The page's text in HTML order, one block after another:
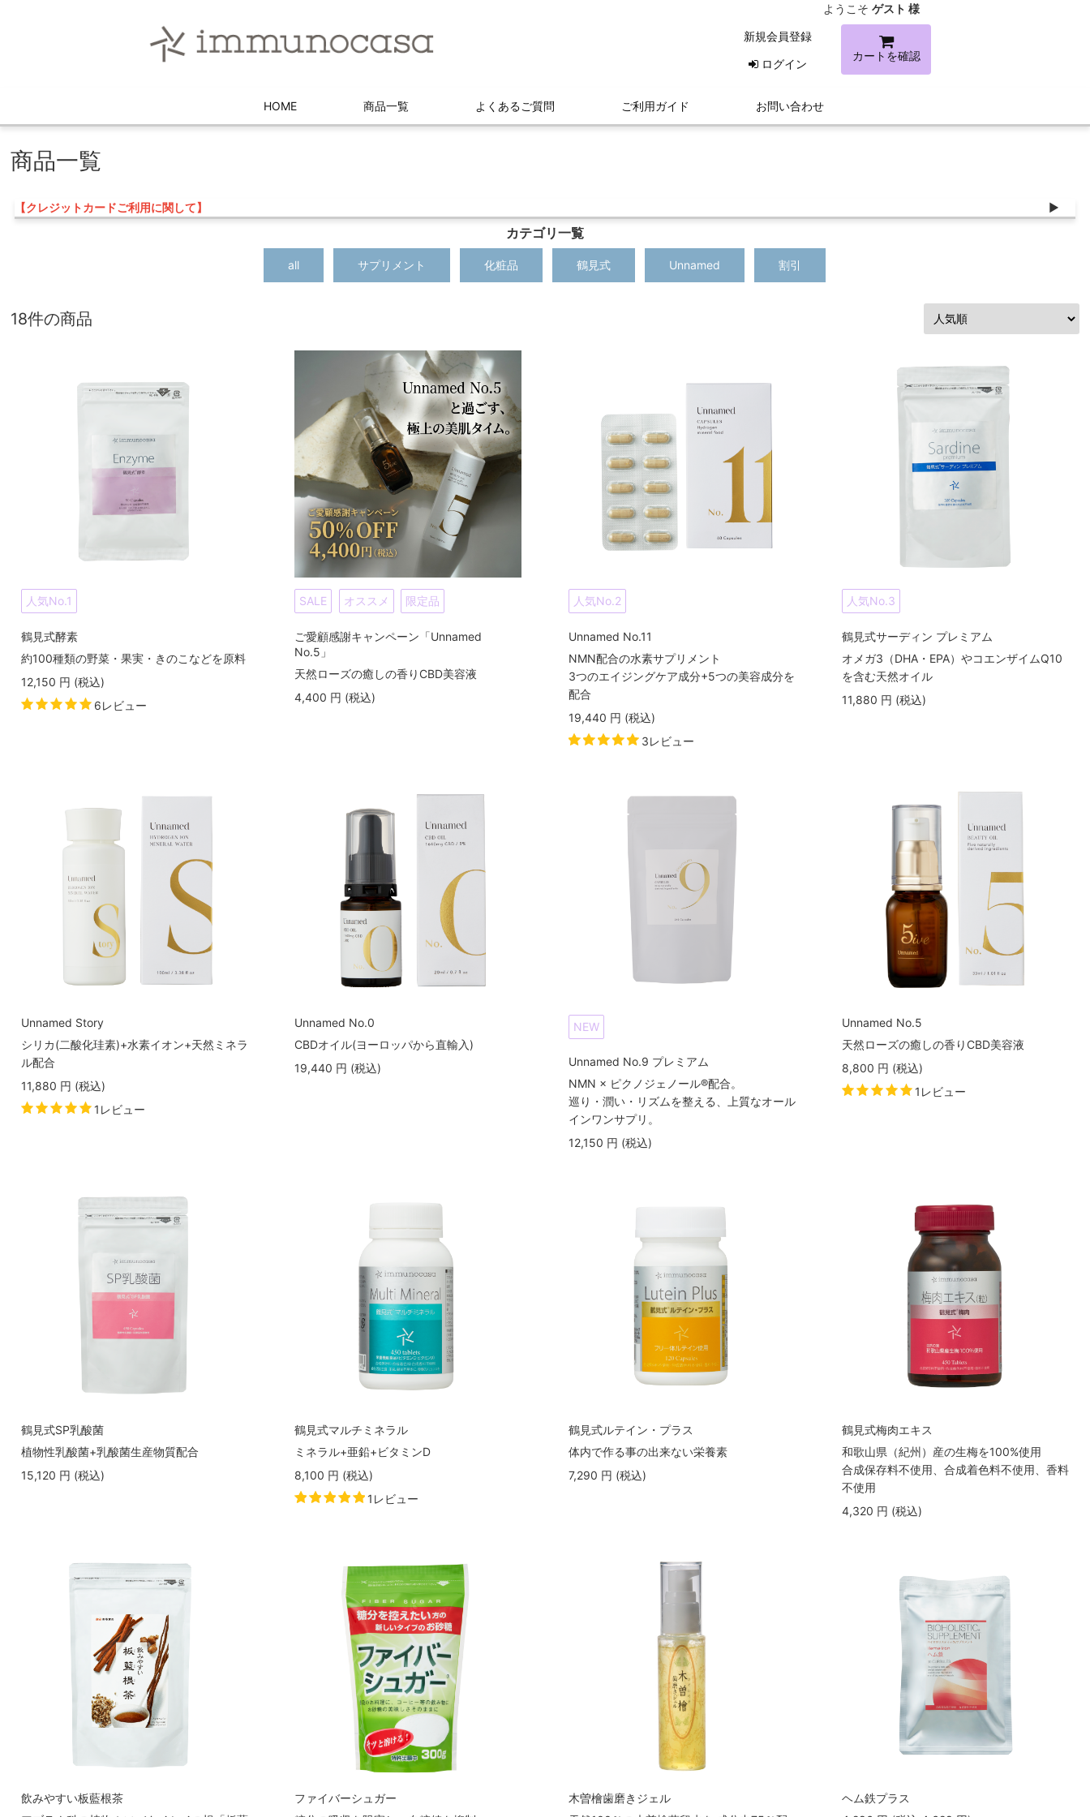
ようこそ ゲスト 様
新規会員登録
ログイン
カートを確認
HOME 商品一覧 よくあるご質問 ご利用ガイド お問い合わせ
商品一覧
【クレジットカードご利用に関して】
カテゴリ一覧
all サプリメント 化粧品 鶴見式 Unnamed 割引
18件の商品
人気No.1
鶴見式酵素
約100種類の野菜・果実・きのこなどを原料
12,150 円 (税込)
6レビュー
SALE オススメ 限定品
ご愛顧感謝キャンペーン「Unnamed
No.5」
天然ローズの癒しの香りCBD美容液
4,400 円 (税込)
人気No.2
Unnamed No.11
NMN配合の水素サプリメント
3つのエイジングケア成分+5つの美容成分を
配合
19,440 円 (税込)
3レビュー
人気No.3
鶴見式サーディン プレミアム
オメガ3（DHA・EPA）やコエンザイムQ10
を含む天然オイル
11,880 円 (税込)
Unnamed Story
シリカ(二酸化珪素)+水素イオン+天然ミネラ
ル配合
11,880 円 (税込)
1レビュー
Unnamed No.0
CBDオイル(ヨーロッパから直輸入)
19,440 円 (税込)
NEW
Unnamed No.9 プレミアム
NMN × ピクノジェノール®配合。
巡り・潤い・リズムを整える、上質なオール
インワンサプリ。
12,150 円 (税込)
Unnamed No.5
天然ローズの癒しの香りCBD美容液
8,800 円 (税込)
1レビュー
鶴見式SP乳酸菌
植物性乳酸菌+乳酸菌生産物質配合
15,120 円 (税込)
鶴見式マルチミネラル
ミネラル+亜鉛+ビタミンD
8,100 円 (税込)
1レビュー
鶴見式ルテイン・プラス
体内で作る事の出来ない栄養素
7,290 円 (税込)
鶴見式梅肉エキス
和歌山県（紀州）産の生梅を100%使用
合成保存料不使用、合成着色料不使用、香料
不使用
4,320 円 (税込)
飲みやすい板藍根茶
ファイバーシュガー
木曽檜歯磨きジェル
ヘム鉄プラス